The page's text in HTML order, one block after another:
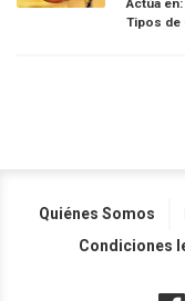
Actúa en:
Tipos de
Quiénes Somos
Condiciones